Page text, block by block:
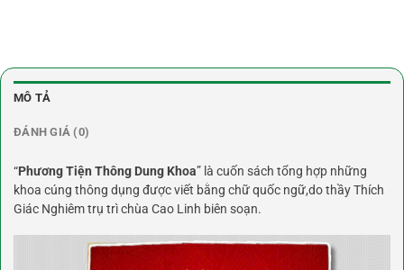
MÔ TẢ
ĐÁNH GIÁ (0)
“Phương Tiện Thông Dung Khoa” là cuốn sách tổng hợp những
khoa cúng thông dụng được viết bằng chữ quốc ngữ,do thầy Thích
Giác Nghiêm trụ trì chùa Cao Linh biên soạn.